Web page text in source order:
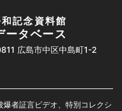
記念資料館
ータベース
広島市中区中島町1-2
者証言ビデオ、特別コレクシ